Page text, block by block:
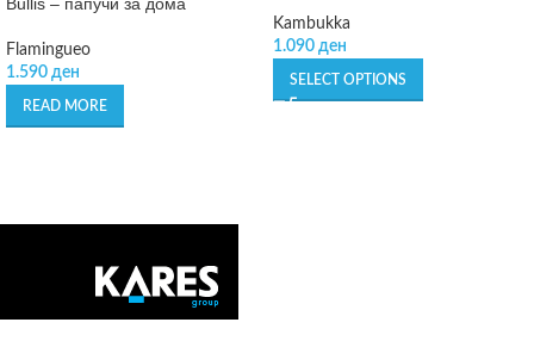
Flamingueo
1.590 ден
READ MORE
Kambukka
1.090 ден
SELECT OPTIONS